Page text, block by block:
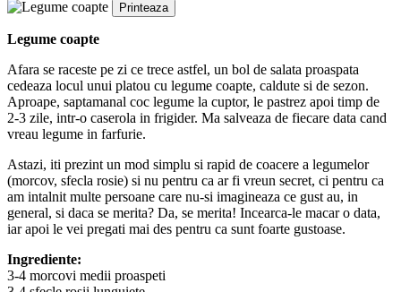
Printeaza
Legume coapte
Afara se raceste pe zi ce trece astfel, un bol de salata proaspata
cedeaza locul unui platou cu legume coapte, caldute si de sezon.
Aproape, saptamanal coc legume la cuptor, le pastrez apoi timp de
2-3 zile, intr-o caserola in frigider. Ma salveaza de fiecare data cand
vreau legume in farfurie.
Astazi, iti prezint un mod simplu si rapid de coacere a legumelor
(morcov, sfecla rosie) si nu pentru ca ar fi vreun secret, ci pentru ca
am intalnit multe persoane care nu-si imagineaza ce gust au, in
general, si daca se merita? Da, se merita! Incearca-le macar o data,
iar apoi le vei pregati mai des pentru ca sunt foarte gustoase.
Ingrediente:
3-4 morcovi medii proaspeti